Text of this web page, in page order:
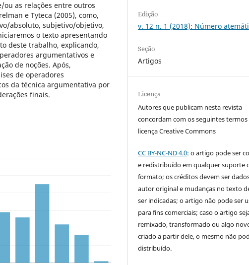
ou as relações entre outros
e Tyteca (2005), como,
absoluto, subjetivo/objetivo,
o texto apresentando
deste trabalho, explicando,
argumentativos e
de noções. Após,
de operadores
da técnica argumentativa por
finais.
Edição
v. 12 n. 1 (2018): Número
Seção
Artigos
Licença
Autores que publicam nesta revista
concordam com os seguintes termos
licença Creative Commons
CC BY-NC-ND 4.0: o artigo pode ser
e redistribuído em qualquer suporte
formato; os créditos devem ser
autor original e mudanças no texto
ser indicadas; o artigo não pode ser
para fins comerciais; caso o artigo
remixado, transformado ou algo
criado a partir dele, o mesmo não
distribuído.